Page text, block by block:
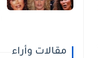
مقالات وأراء